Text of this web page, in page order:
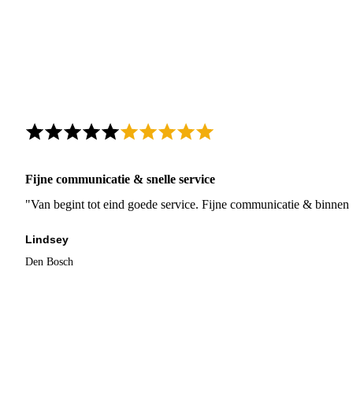
Fijne communicatie & snelle service
"Van begint tot eind goede service. Fijne communicatie &
Lindsey
Den Bosch